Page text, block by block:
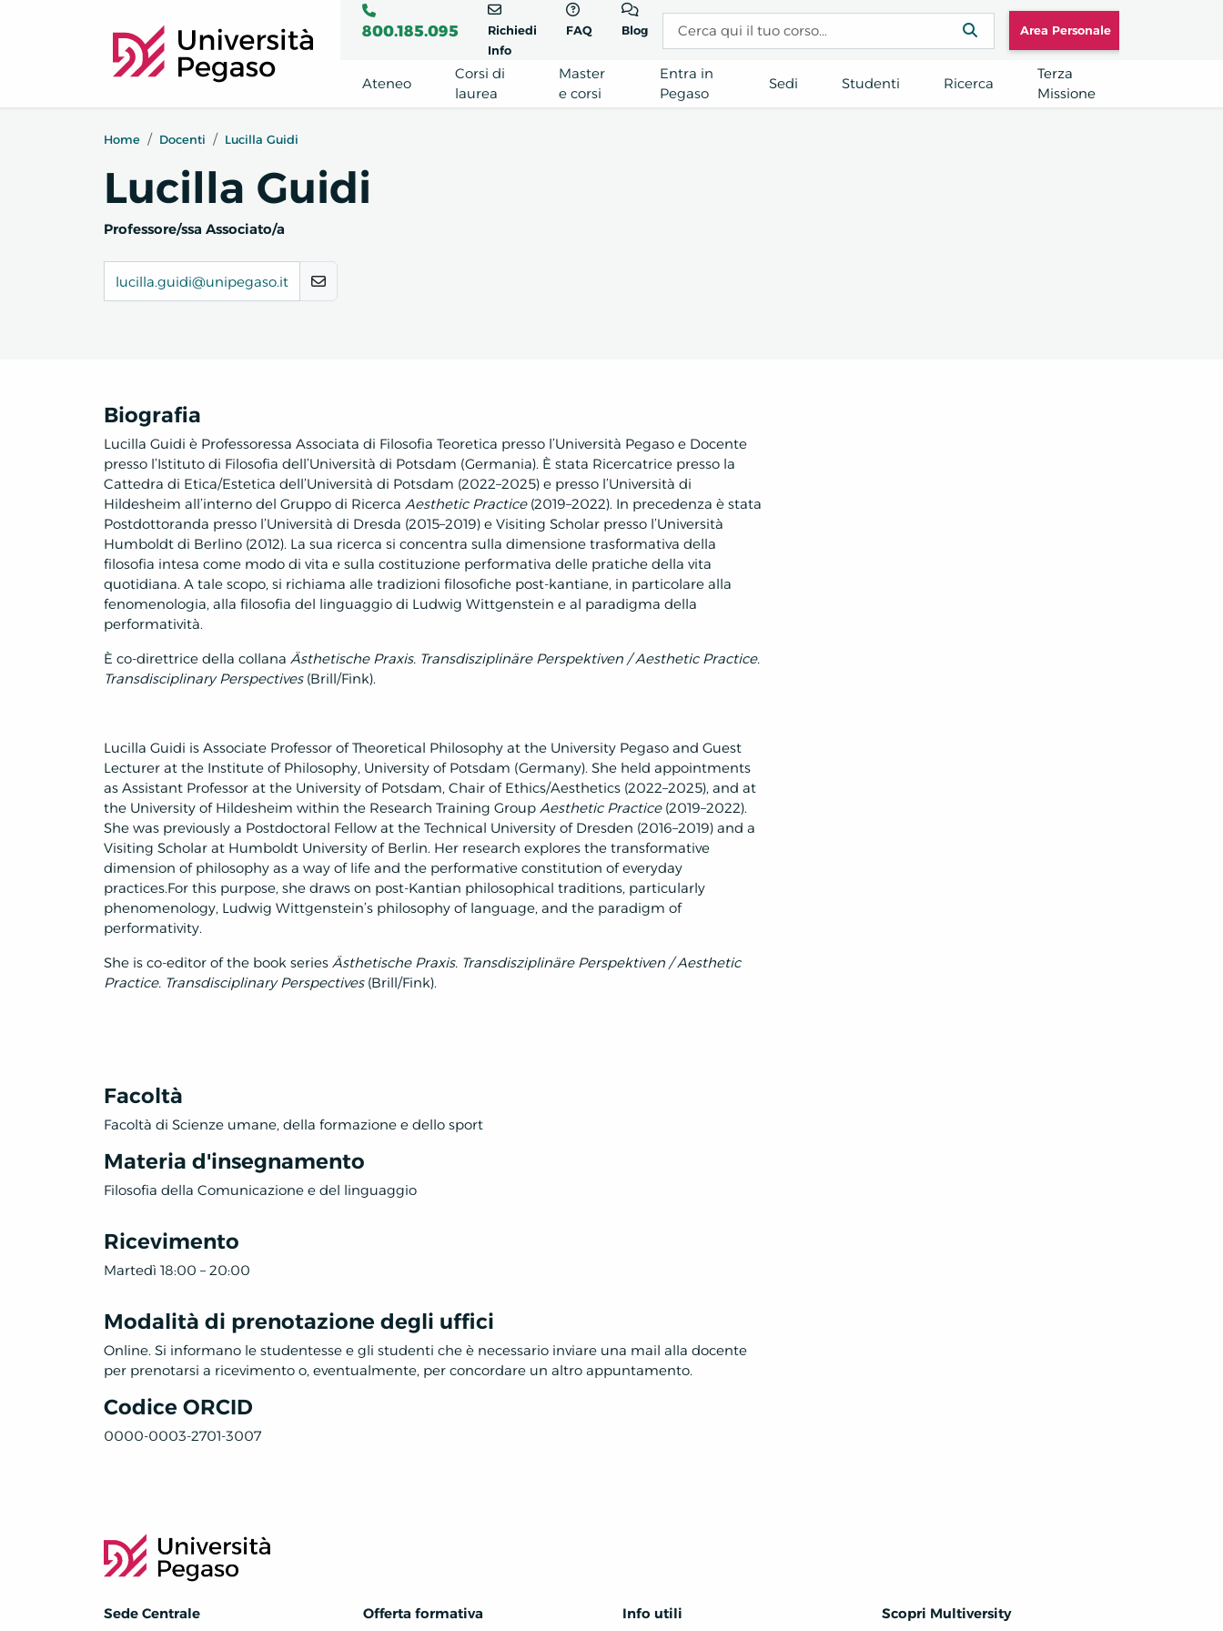
800.185.095
Richiedi
Info
FAQ Blog Area Personale
Ateneo
Corsi di
laurea
Master
e corsi
Entra in
Pegaso
Sedi Studenti Ricerca
Terza
Missione
Home Docenti Lucilla Guidi
Lucilla Guidi
Professore/ssa Associato/a
lucilla.guidi@unipegaso.it
Biografia
Lucilla Guidi è Professoressa Associata di Filosofia Teoretica presso l’Università Pegaso e Docente
presso l’Istituto di Filosofia dell’Università di Potsdam (Germania). È stata Ricercatrice presso la
Cattedra di Etica/Estetica dell’Università di Potsdam (2022–2025) e presso l’Università di
Hildesheim all’interno del Gruppo di Ricerca Aesthetic Practice(2019–2022). In precedenza è stata
Postdottoranda presso l’Università di Dresda (2015–2019) e Visiting Scholar presso l’Università
Humboldt di Berlino (2012). La sua ricerca si concentra sulla dimensione trasformativa della
filosofia intesa come modo di vita e sulla costituzione performativa delle pratiche della vita
quotidiana. A tale scopo, si richiama alle tradizioni filosofiche post-kantiane, in particolare alla
fenomenologia, alla filosofia del linguaggio di Ludwig Wittgenstein e al paradigma della
performatività.
È co-direttrice della collana Ästhetische Praxis. Transdisziplinäre Perspektiven / Aesthetic Practice.
Transdisciplinary Perspectives(Brill/Fink).
Lucilla Guidi is Associate Professor of Theoretical Philosophy at the University Pegaso and Guest
Lecturer at the Institute of Philosophy, University of Potsdam (Germany). She held appointments
as Assistant Professor at the University of Potsdam, Chair of Ethics/Aesthetics (2022–2025), and at
the University of Hildesheim within the Research Training Group Aesthetic Practice(2019–2022).
She was previously a Postdoctoral Fellow at the Technical University of Dresden (2016–2019) and a
Visiting Scholar at Humboldt University of Berlin. Her research explores the transformative
dimension of philosophy as a way of life and the performative constitution of everyday
practices.For this purpose, she draws on post-Kantian philosophical traditions, particularly
phenomenology, Ludwig Wittgenstein’s philosophy of language, and the paradigm of
performativity.
She is co-editor of the book series Ästhetische Praxis. Transdisziplinäre Perspektiven / Aesthetic
Practice. Transdisciplinary Perspectives(Brill/Fink).
Facoltà
Facoltà di Scienze umane, della formazione e dello sport
Materia d'insegnamento
Filosofia della Comunicazione e del linguaggio
Ricevimento
Martedì 18:00 – 20:00
Modalità di prenotazione degli uffici
Online. Si informano le studentesse e gli studenti che è necessario inviare una mail alla docente
per prenotarsi a ricevimento o, eventualmente, per concordare un altro appuntamento.
Codice ORCID
0000-0003-2701-3007
Sede Centrale Offerta formativa Info utili Scopri Multiversity